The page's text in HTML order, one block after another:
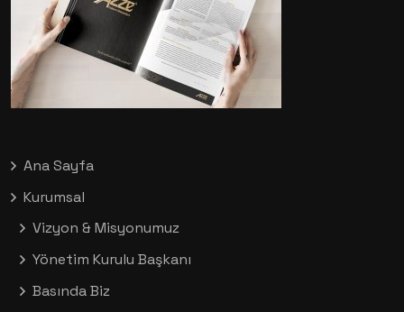
Ana Sayfa
Kurumsal
Vizyon & Misyonumuz
Yönetim Kurulu Başkanı
Basında Biz